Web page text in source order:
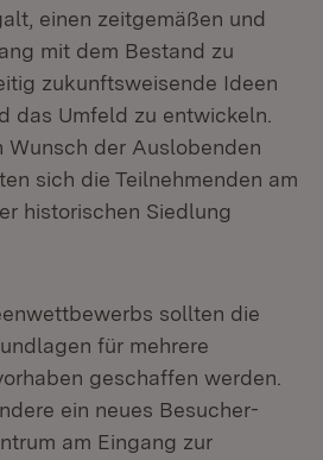
einen zeitgemäßen und
mit dem Bestand zu
zukunftsweisende Ideen
das Umfeld zu entwickeln.
der Auslobenden
sich die Teilnehmenden am
historischen Siedlung
sollten die
für mehrere
geschaffen werden.
ein neues Besucher-
am Eingang zur